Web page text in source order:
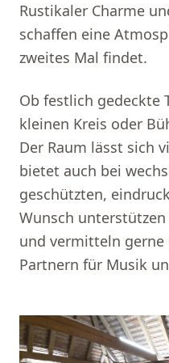
Rustikaler Charme
schaffen eine
zweites Mal findet.
Ob festlich gedeckte
kleinen Kreis oder
Der Raum lässt sich
bietet auch bei
geschützten,
Wunsch
und vermitteln gerne
Partnern für Musik